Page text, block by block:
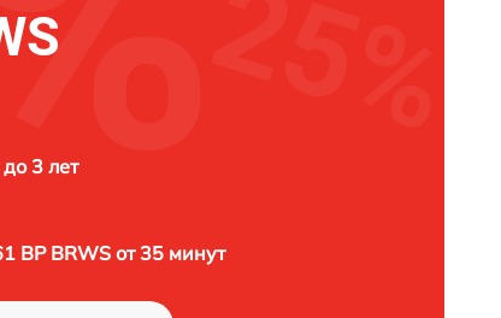
3 лет
BP BRWS от 35 минут